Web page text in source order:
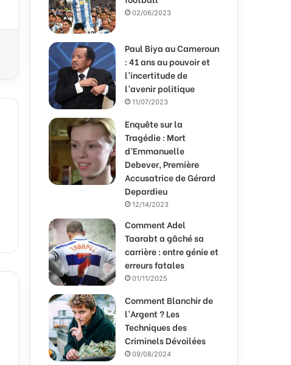
02/06/2023
Paul Biya au Cameroun
: 41 ans au pouvoir et
l’incertitude de
l’avenir politique
11/07/2023
Enquête sur la
Tragédie : Mort
d’Emmanuelle
Debever, Première
Accusatrice de Gérard
Depardieu
12/14/2023
Comment Adel
Taarabt a gâché sa
carrière : entre génie et
erreurs fatales
01/11/2025
Comment Blanchir de
l’Argent ? Les
Techniques des
Criminels Dévoilées
09/08/2024